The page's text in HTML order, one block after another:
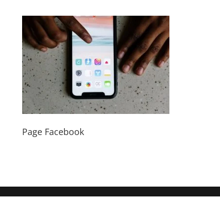
Page Facebook